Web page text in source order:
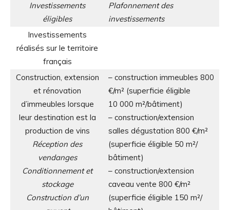
Investissements
éligibles
Plafonnement des
investissements
Investissements
réalisés sur le territoire
français
Construction, extension
et rénovation
d’immeubles lorsque
leur destination est la
production de vins
Réception des
vendanges
Conditionnement et
stockage
Construction d’un
– construction immeubles 800
€/m² (superficie éligible
10 000 m²/bâtiment)
– construction/extension
salles dégustation 800 €/m²
(superficie éligible 50 m²/
bâtiment)
– construction/extension
caveau vente 800 €/m²
(superficie éligible 150 m²/